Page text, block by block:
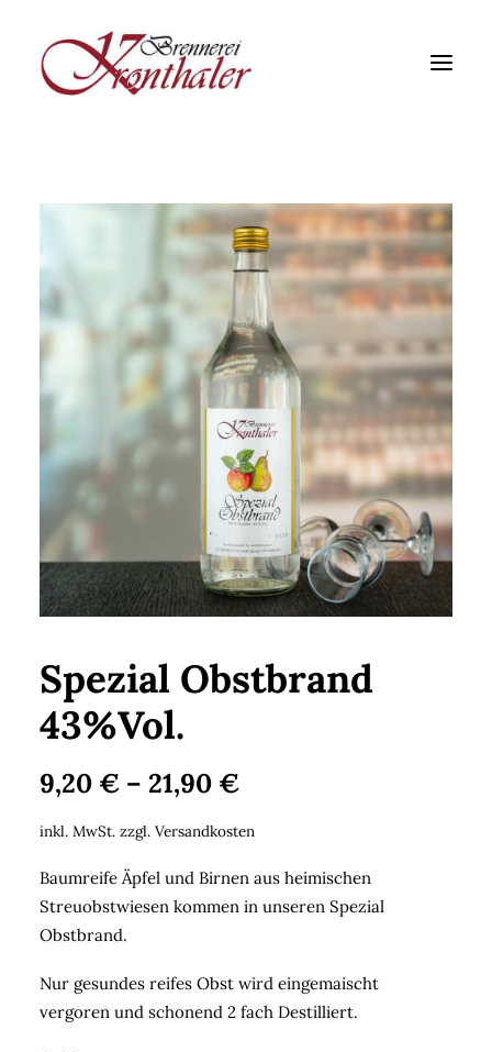
Search
Cart
Spezial Obstbrand
43%Vol.
9,20 € – 21,90 €
inkl. MwSt. zzgl. Versandkosten
Baumreife Äpfel und Birnen aus heimischen
Streuobstwiesen kommen in unseren Spezial
Obstbrand.
Nur gesundes reifes Obst wird eingemaischt
vergoren und schonend 2 fach Destilliert.